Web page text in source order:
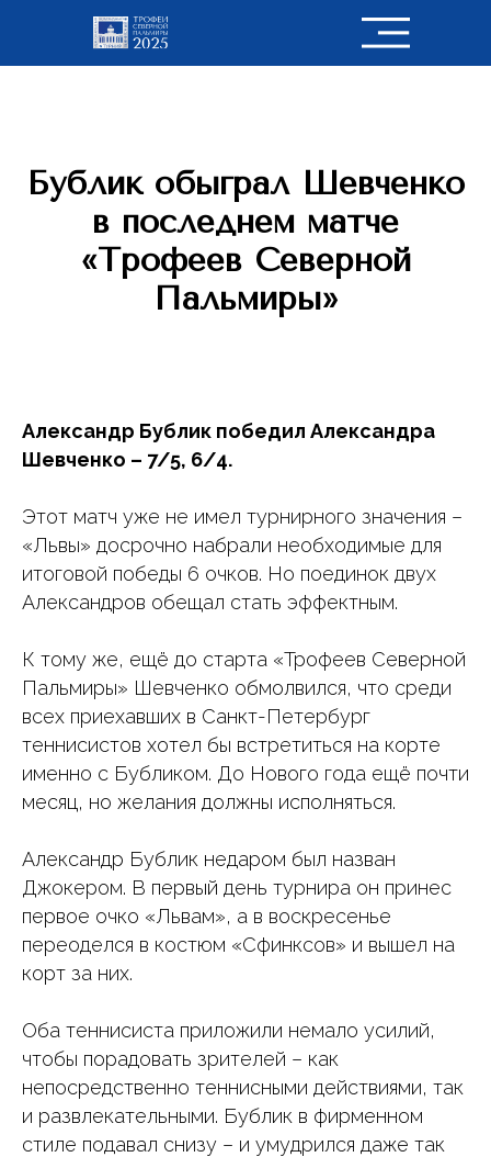
Бублик обыграл Шевченко
в последнем матче
«Трофеев Северной
Пальмиры»
Александр Бублик победил Александра
Шевченко – 7/5, 6/4.
Этот матч уже не имел турнирного значения –
«Львы» досрочно набрали необходимые для
итоговой победы 6 очков. Но поединок двух
Александров обещал стать эффектным.
К тому же, ещё до старта «Трофеев Северной
Пальмиры» Шевченко обмолвился, что среди
всех приехавших в Санкт-Петербург
теннисистов хотел бы встретиться на корте
именно с Бубликом. До Нового года ещё почти
месяц, но желания должны исполняться.
Александр Бублик недаром был назван
Джокером. В первый день турнира он принес
первое очко «Львам», а в воскресенье
переоделся в костюм «Сфинксов» и вышел на
корт за них.
Оба теннисиста приложили немало усилий,
чтобы порадовать зрителей – как
непосредственно теннисными действиями, так
и развлекательными. Бублик в фирменном
стиле подавал снизу – и умудрился даже так